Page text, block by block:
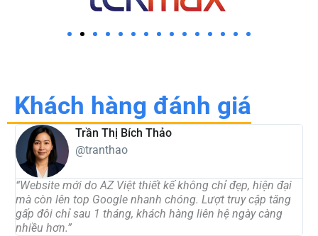
Khách hàng đánh giá
Trần Thị Bích Thảo
@tranthao
“Website mới do AZ Việt thiết kế không chỉ đẹp, hiện đại
mà còn lên top Google nhanh chóng. Lượt truy cập tăng
gấp đôi chỉ sau 1 tháng, khách hàng liên hệ ngày càng
nhiều hơn.”